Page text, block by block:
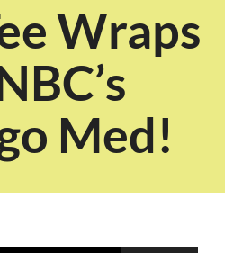
Wraps
Med!